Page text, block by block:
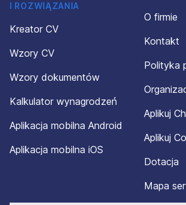
I ROZWIĄZANIA
Kreator CV
Wzory CV
Wzory dokumentów
Kalkulator wynagrodzeń
Aplikacja mobilna Android
Aplikacja mobilna iOS
O firmie
Kontakt
Polityka
Aplikuj
Aplikuj
Dotacja
Mapa